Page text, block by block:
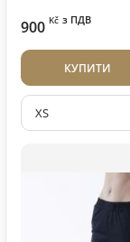
900 Kč з ПДВ
КУПИТИ
XS